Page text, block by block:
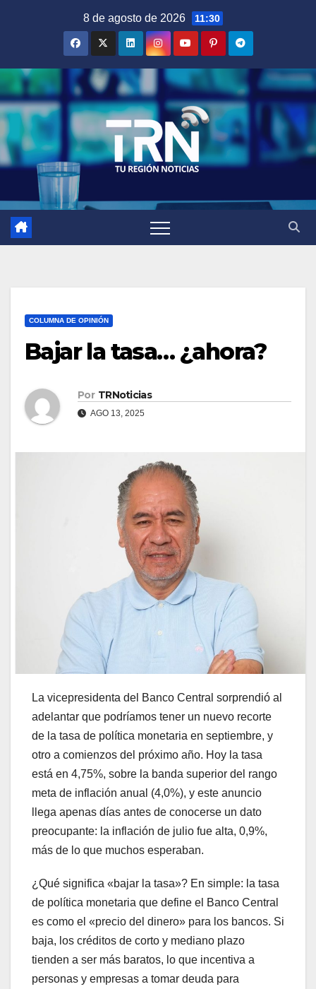
8 de agosto de 2026 11:30
COLUMNA DE OPINIÓN
Bajar la tasa… ¿ahora?
Por TRNoticias
AGO 13, 2025
La vicepresidenta del Banco Central sorprendió al
adelantar que podríamos tener un nuevo recorte
de la tasa de política monetaria en septiembre, y
otro a comienzos del próximo año. Hoy la tasa
está en 4,75%, sobre la banda superior del rango
meta de inflación anual (4,0%), y este anuncio
llega apenas días antes de conocerse un dato
preocupante: la inflación de julio fue alta, 0,9%,
más de lo que muchos esperaban.
¿Qué significa «bajar la tasa»? En simple: la tasa
de política monetaria que define el Banco Central
es como el «precio del dinero» para los bancos. Si
baja, los créditos de corto y mediano plazo
tienden a ser más baratos, lo que incentiva a
personas y empresas a tomar deuda para